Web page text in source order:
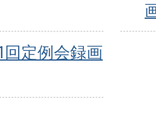
定例会録画